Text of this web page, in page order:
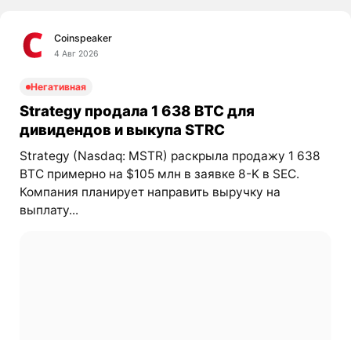
Coinspeaker
4 Авг 2026
Негативная
Strategy продала 1 638 BTC для
дивидендов и выкупа STRC
Strategy (Nasdaq: MSTR) раскрыла продажу 1 638
BTC примерно на $105 млн в заявке 8-K в SEC.
Компания планирует направить выручку на
выплату...